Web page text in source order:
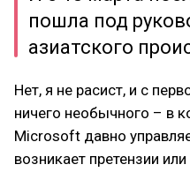
пошла под
азиатского
Нет, я не расист, и с
ничего необычного – в
Microsoft давно
возникает претензии